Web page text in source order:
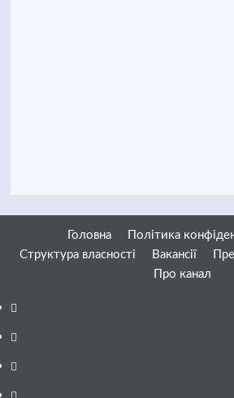
Головна
Політика
Структура власності
Вакансії
Про канал
Facebook
YouTube
Telegram
Instagram